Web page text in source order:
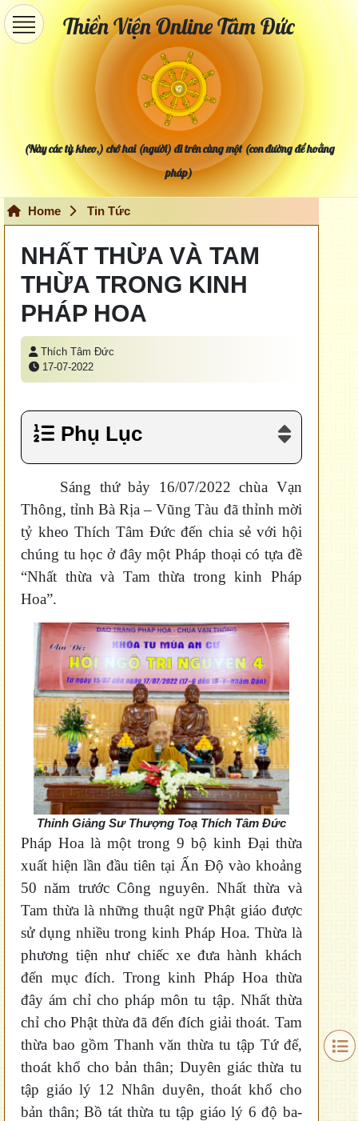
Thiền Viện Online Tâm Đức
(Này các tỳ kheo,) chớ hai (người) đi trên cùng một (con đường để hoằng
pháp)
Home Tin Tức
NHẤT THỪA VÀ TAM
THỪA TRONG KINH
PHÁP HOA
Thích Tâm Đức
17-07-2022
Phụ Lục
Sáng thứ bảy 16/07/2022 chùa Vạn
Thông, tỉnh Bà Rịa – Vũng Tàu đã thỉnh mời
tỷ kheo Thích Tâm Đức đến chia sẻ với hội
chúng tu học ở đây một Pháp thoại có tựa đề
“Nhất thừa và Tam thừa trong kinh Pháp
Hoa”.
Thỉnh Giảng Sư Thượng Toạ Thích Tâm Đức
Pháp Hoa là một trong 9 bộ kinh Đại thừa
xuất hiện lần đầu tiên tại Ấn Độ vào khoảng
50 năm trước Công nguyên. Nhất thừa và
Tam thừa là những thuật ngữ Phật giáo được
sử dụng nhiều trong kinh Pháp Hoa. Thừa là
phương tiện như chiếc xe đưa hành khách
đến mục đích. Trong kinh Pháp Hoa thừa
đây ám chỉ cho pháp môn tu tập. Nhất thừa
chỉ cho Phật thừa đã đến đích giải thoát. Tam
thừa bao gồm Thanh văn thừa tu tập Tứ đế,
thoát khổ cho bản thân; Duyên giác thừa tu
tập giáo lý 12 Nhân duyên, thoát khổ cho
bản thân; Bồ tát thừa tu tập giáo lý 6 độ ba-